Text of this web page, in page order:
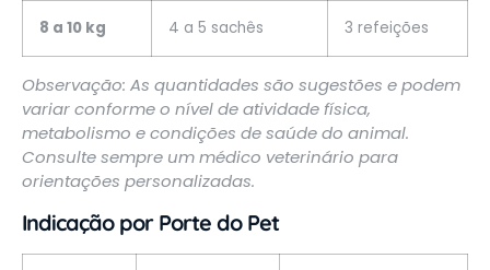
8 a 10 kg 4 a 5 sachês 3 refeições
Observação: As quantidades são sugestões e podem
variar conforme o nível de atividade física,
metabolismo e condições de saúde do animal.
Consulte sempre um médico veterinário para
orientações personalizadas.
Indicação por Porte do Pet